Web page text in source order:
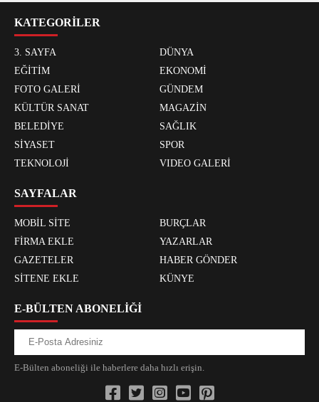
KATEGORİLER
3. SAYFA
DÜNYA
EĞİTİM
EKONOMİ
FOTO GALERİ
GÜNDEM
KÜLTÜR SANAT
MAGAZİN
BELEDİYE
SAĞLIK
SİYASET
SPOR
TEKNOLOJİ
VIDEO GALERİ
SAYFALAR
MOBİL SİTE
BURÇLAR
FİRMA EKLE
YAZARLAR
GAZETELER
HABER GÖNDER
SİTENE EKLE
KÜNYE
E-BÜLTEN ABONELİĞİ
E-Bülten aboneliği ile haberlere daha hızlı erişin.